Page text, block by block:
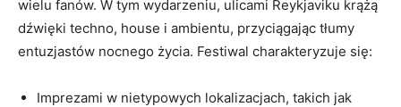
wielu fanów. W tym wydarzeniu, ulicami Reykjaviku krążą
dźwięki techno, house i ambientu, przyciągając tłumy
entuzjastów nocnego życia. Festiwal charakteryzuje się:
Imprezami w nietypowych lokalizacjach,⁣ takich jak